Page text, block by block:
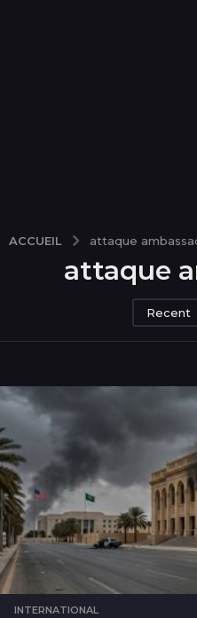
ACCUEIL attaque
attaque
Recent
INTERNATIONAL